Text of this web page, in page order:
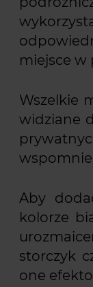
miejsce
Wszelkie
widziane
Aby
kolorze
storczyk
one